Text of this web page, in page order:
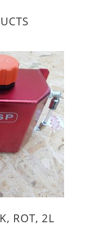
ROT, 2L